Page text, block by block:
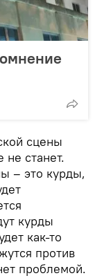
сцены
станет.
– это курды,
курды
как-то
против
проблемой.